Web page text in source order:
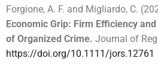
Forgione, A. F. and Migliardo, C.
Economic Grip: Firm Efficiency
of Organized Crime. Journal of
https://doi.org/10.1111/jors.12761